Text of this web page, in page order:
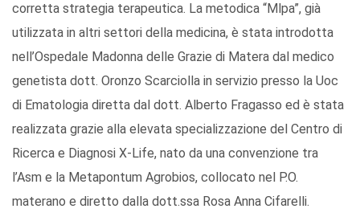
corretta strategia terapeutica. La metodica “Mlpa”, già
utilizzata in altri settori della medicina, è stata introdotta
nell’Ospedale Madonna delle Grazie di Matera dal medico
genetista dott. Oronzo Scarciolla in servizio presso la Uoc
di Ematologia diretta dal dott. Alberto Fragasso ed è stata
realizzata grazie alla elevata specializzazione del Centro di
Ricerca e Diagnosi X-Life, nato da una convenzione tra
l’Asm e la Metapontum Agrobios, collocato nel P.O.
materano e diretto dalla dott.ssa Rosa Anna Cifarelli.